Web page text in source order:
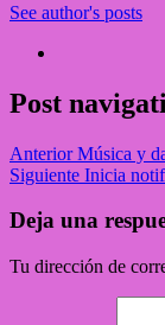
See author's posts
Post
AnteriorMúsica y
Siguiente Inicia
Deja una
Tu dirección de